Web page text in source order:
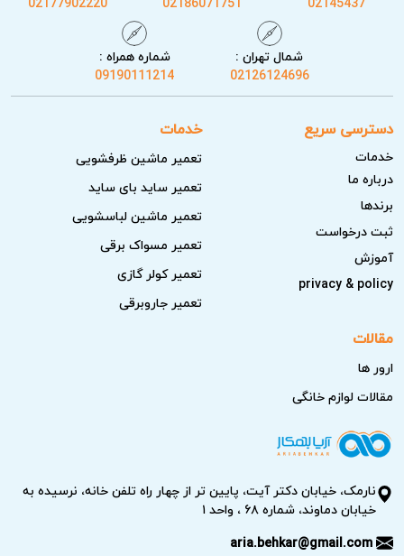
شمال تهران :
02126124696
شماره همراه :
09190111214
دسترسی سریع
خدمات
درباره ما
برندها
ثبت درخواست
آموزش
privacy & policy
خدمات
تعمیر ماشین ظرفشویی
تعمیر ساید بای ساید
تعمیر ماشین لباسشویی
تعمیر مسواک برقی
تعمیر کولر گازی
تعمیر جاروبرقی
مقالات
ارور ها
مقالات لوازم خانگی
نارمک، خیابان دکتر آیت، پایین تر از چهار راه تلفن خانه، نرسیده به
خیابان دماوند، شماره ۶۸ ، واحد ۱
aria.behkar@gmail.com